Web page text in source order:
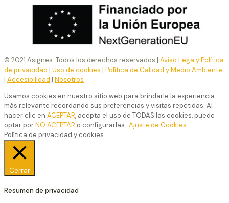
© 2021 Asignes. Todos los derechos reservados | Aviso Lega y Política
de privacidad | Uso de cookies | Política de Calidad y Medio Ambiente
| Accesibilidad | Nosotros
Usamos cookies en nuestro sitio web para brindarle la experiencia
más relevante recordando sus preferencias y visitas repetidas. Al
hacer clic en ACEPTAR, acepta el uso de TODAS las cookies, puede
optar porNO ACEPTAR o configurarlas Ajuste de Cookies
Política de privacidad y cookies
Cerrar
Resumen de privacidad